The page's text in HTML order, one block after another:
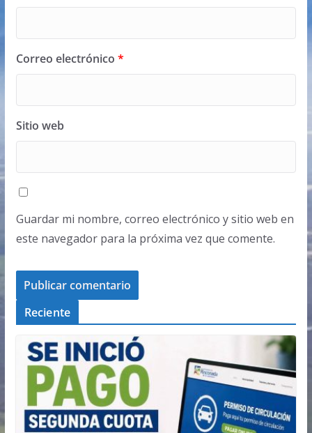
Correo electrónico *
Sitio web
Guardar mi nombre, correo electrónico y sitio web en
este navegador para la próxima vez que comente.
Reciente